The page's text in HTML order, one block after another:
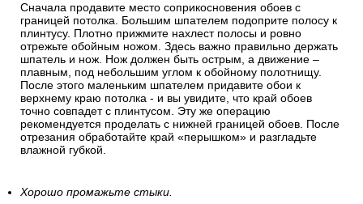
Сначала продавите место соприкосновения обоев с
границей потолка. Большим шпателем подоприте полосу к
плинтусу. Плотно прижмите нахлест полосы и ровно
отрежьте обойным ножом. Здесь важно правильно держать
шпатель и нож. Нож должен быть острым, а движение –
плавным, под небольшим углом к обойному полотнищу.
После этого маленьким шпателем придавите обои к
верхнему краю потолка - и вы увидите, что край обоев
точно совпадет с плинтусом. Эту же операцию
рекомендуется проделать с нижней границей обоев. После
отрезания обработайте край «перышком» и разгладьте
влажной губкой.
Хорошо промажьте стыки.